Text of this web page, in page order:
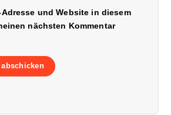
Adresse und Website in diesem
nächsten Kommentar